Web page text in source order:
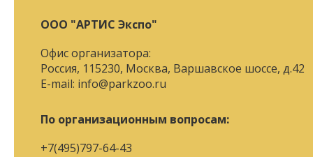
ООО "АРТИС Экспо"
Офис организатора:
Россия, 115230, Москва, Варшавское шоссе, д.42
E-mail: info@parkzoo.ru
По организационным вопросам:
+7(495)797-64-43